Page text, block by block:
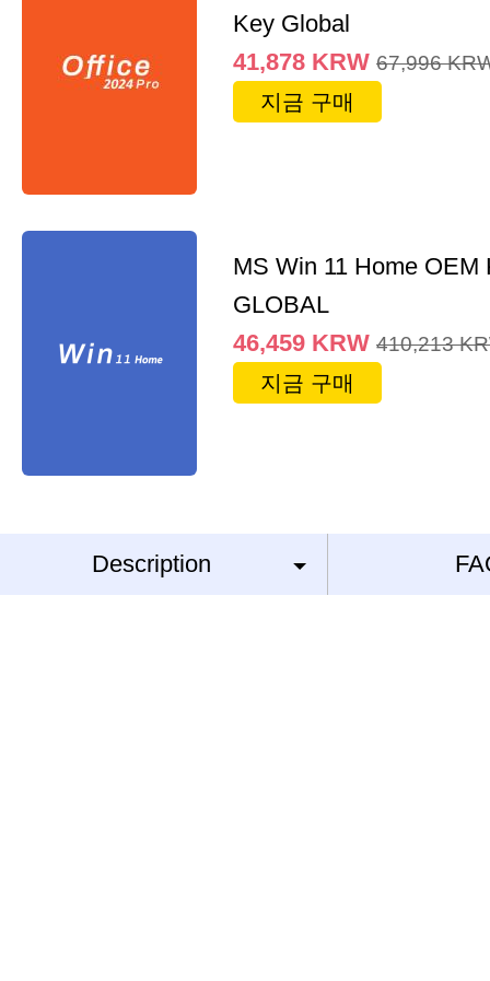
Key Global
41,878 KRW 67,996
지금 구매
MS Win 11 Home OEM
GLOBAL
46,459 KRW 410,213
지금 구매
Description